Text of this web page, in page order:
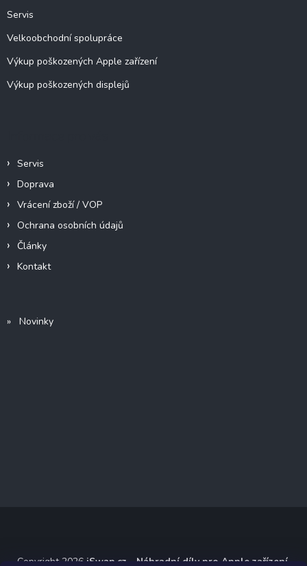
Servis
Velkoobchodní spolupráce
Výkup poškozených Apple zařízení
Výkup poškozených displejů
Servis
Doprava
Vrácení zboží / VOP
Ochrana osobních údajů
Články
Kontakt
» Novinky
Copyright 2026 iSwap.cz - Náhradní díly pro Apple zařízení